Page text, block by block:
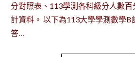
分對照表、113學測各科級分人數
計資料。 以下為113大學學測數學B
答…